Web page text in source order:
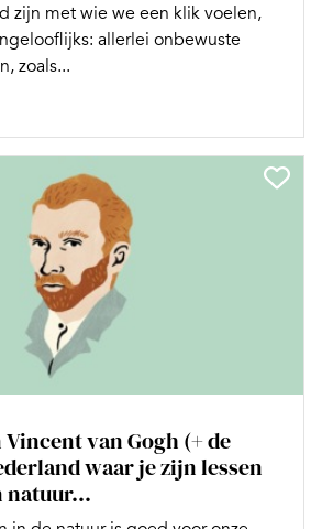
zijn met wie we een klik voelen,
allerlei onbewuste
zoals...
Vincent van Gogh (+ de
waar je zijn lessen
natuur...